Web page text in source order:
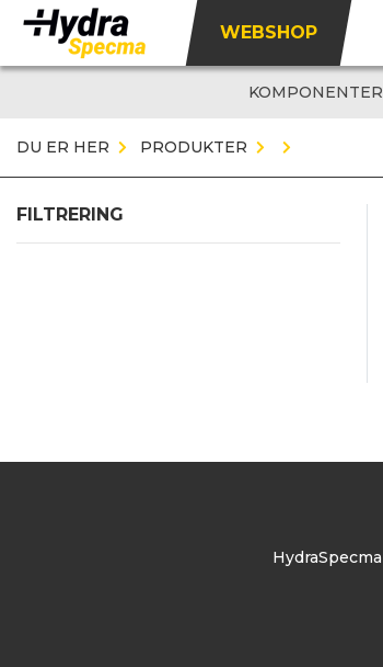
WEBSHOP
KOMPONENTER
DU ER HER PRODUKTER
FILTRERING
HydraSpecma